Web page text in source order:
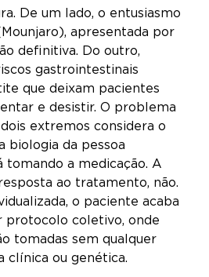
De um lado, o entusiasmo
apresentada por
definitiva. Do outro,
gastrointestinais
que deixam pacientes
e desistir. O problema
extremos considera o
biologia da pessoa
tomando a medicação. A
ao tratamento, não.
o paciente acaba
protocolo coletivo, onde
tomadas sem qualquer
clínica ou genética.